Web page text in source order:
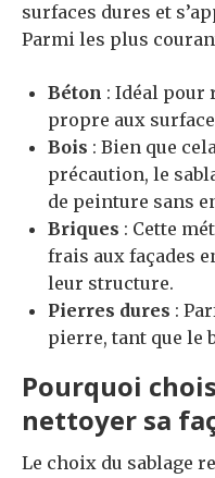
surfaces dures et
Parmi les plus
Béton : Idéal pour
propre aux
Bois : Bien que
précaution, le
de peinture sans
Briques : Cette
frais aux façades
leur structure.
Pierres dures :
pierre, tant que le
Pourquoi
nettoyer sa
Le choix du sablage